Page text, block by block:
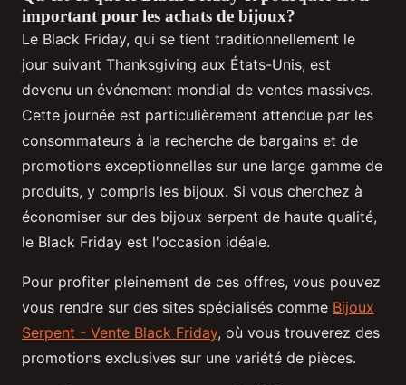
important pour les achats de bijoux?
Le Black Friday, qui se tient traditionnellement le
jour suivant Thanksgiving aux États-Unis, est
devenu un événement mondial de ventes massives.
Cette journée est particulièrement attendue par les
consommateurs à la recherche de bargains et de
promotions exceptionnelles sur une large gamme de
produits, y compris les bijoux. Si vous cherchez à
économiser sur des bijoux serpent de haute qualité,
le Black Friday est l'occasion idéale.
Pour profiter pleinement de ces offres, vous pouvez
vous rendre sur des sites spécialisés comme Bijoux
Serpent - Vente Black Friday, où vous trouverez des
promotions exclusives sur une variété de pièces.